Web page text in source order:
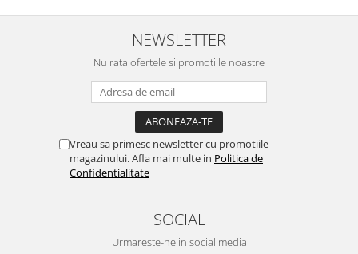
NEWSLETTER
Nu rata ofertele si promotiile noastre
Vreau sa primesc newsletter cu promotiile
magazinului. Afla mai multe in Politica de
Confidentialitate
SOCIAL
Urmareste-ne in social media